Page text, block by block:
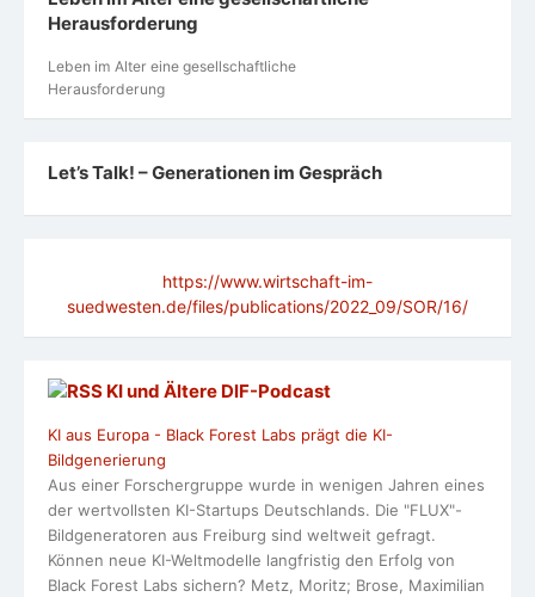
Herausforderung
Leben im Alter eine gesellschaftliche
Herausforderung
Let’s Talk! – Generationen im Gespräch
https://www.wirtschaft-im-
suedwesten.de/files/publications/2022_09/SOR/16/
KI und Ältere DlF-Podcast
KI aus Europa - Black Forest Labs prägt die KI-
Bildgenerierung
Aus einer Forschergruppe wurde in wenigen Jahren eines
der wertvollsten KI-Startups Deutschlands. Die "FLUX"-
Bildgeneratoren aus Freiburg sind weltweit gefragt.
Können neue KI-Weltmodelle langfristig den Erfolg von
Black Forest Labs sichern? Metz, Moritz; Brose, Maximilian